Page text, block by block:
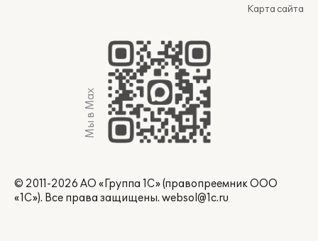
Карта сайта
Мы в Max
© 2011-2026 АО «Группа 1С» (правопреемник ООО
«1С»). Все права защищены. websol@1c.ru